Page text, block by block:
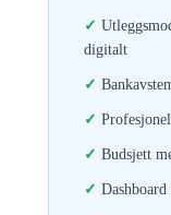
digitalt
Budsjett